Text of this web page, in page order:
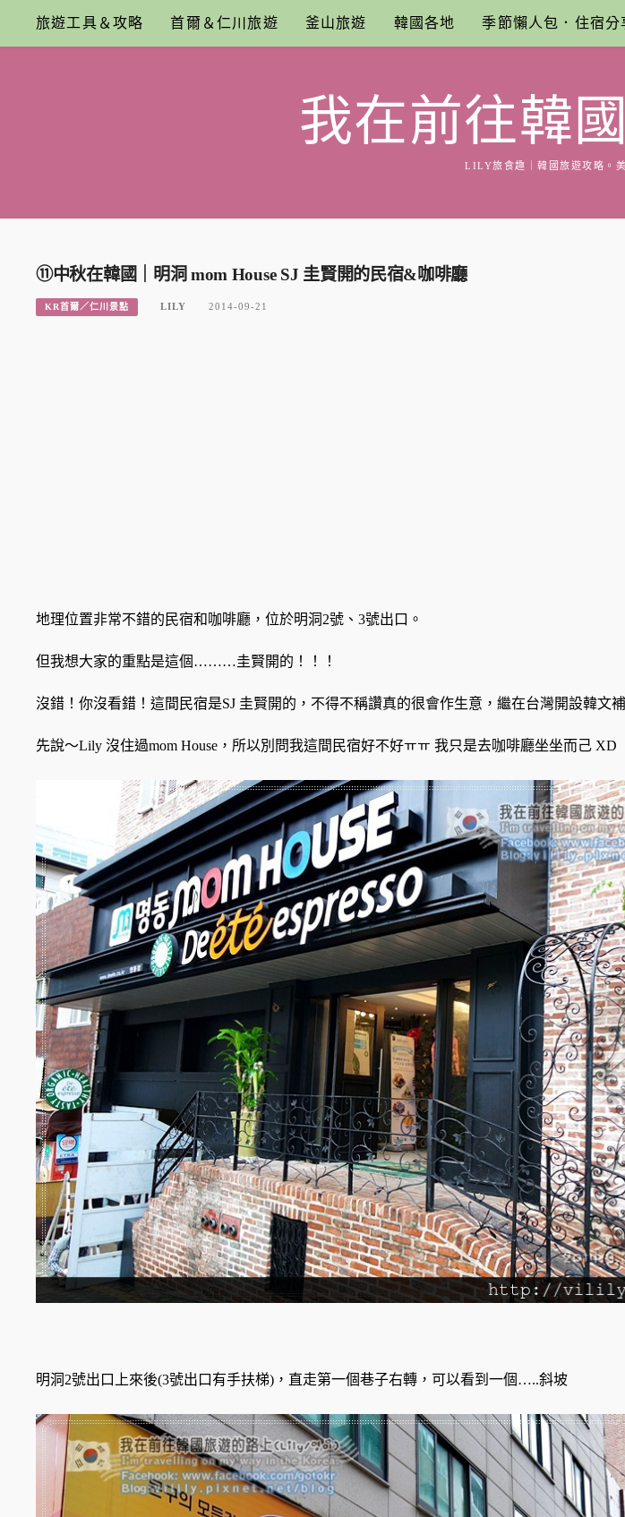
content
旅遊工具＆攻略 首爾＆仁川旅遊 釜山旅遊 韓國各地 季節懶人包．住宿分
我在前往韓
LILY旅食趣｜韓國旅遊攻略。
⑪中秋在韓國｜明洞 mom House SJ 圭賢開的民宿&咖啡廳
KR首爾／仁川景點 LILY 2014-09-21
地理位置非常不錯的民宿和咖啡廳，位於明洞2號、3號出口。
但我想大家的重點是這個………圭賢開的！！！
沒錯！你沒看錯！這間民宿是SJ 圭賢開的，不得不稱讚真的很會作生意，繼在台灣開設韓文
先說～Lily 沒住過mom House，所以別問我這間民宿好不好ㅠㅠ 我只是去咖啡廳坐坐而己 XD
明洞2號出口上來後(3號出口有手扶梯)，直走第一個巷子右轉，可以看到一個…..斜坡